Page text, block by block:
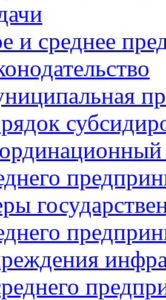
и среднее